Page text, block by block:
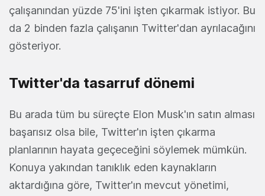
çalışanından yüzde 75'ini işten çıkarmak istiyor. Bu
da 2 binden fazla çalışanın Twitter'dan ayrılacağını
gösteriyor.
Twitter'da tasarruf dönemi
Bu arada tüm bu süreçte Elon Musk'ın satın alması
başarısız olsa bile, Twitter'ın işten çıkarma
planlarının hayata geçeceğini söylemek mümkün.
Konuya yakından tanıklık eden kaynakların
aktardığına göre, Twitter'ın mevcut yönetimi,